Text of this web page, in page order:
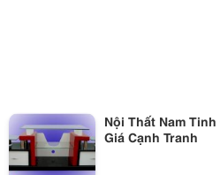
Nội Thất Nam
Giá Cạnh Tranh